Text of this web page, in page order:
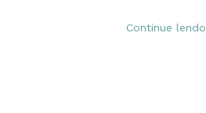
Continue lendo